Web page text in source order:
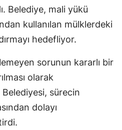
Belediye, mali yükü
kullanılan mülklerdeki
hedefliyor.
sorunun kararlı bir
olarak
sürecin
dolayı